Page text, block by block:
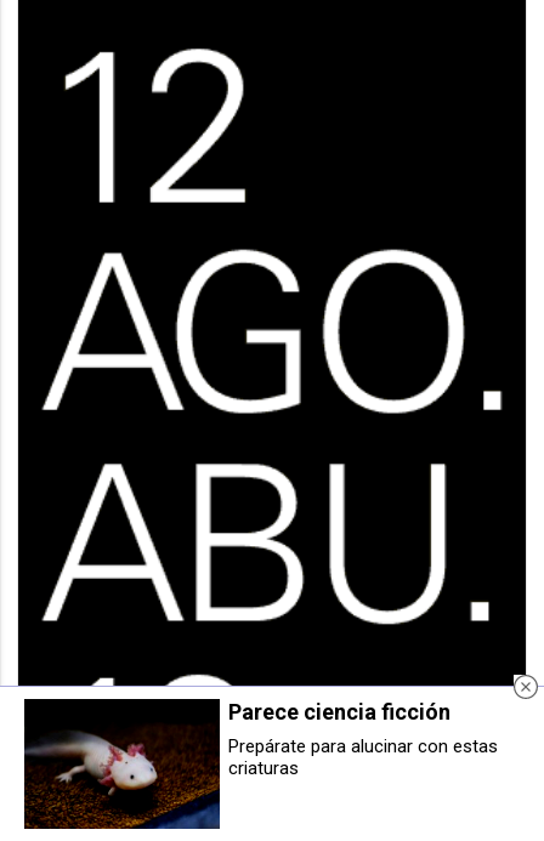
Dos hombres y una mujer
detenidos en Berriozar tras
arremeter y golpear a los agentes
que intentaban mediar en una
pelea
Berriozar llama a sus txikis a
entregar cartas a Olentzero y Mari
Parece ciencia ficción
Prepárate para alucinar con estas
criaturas